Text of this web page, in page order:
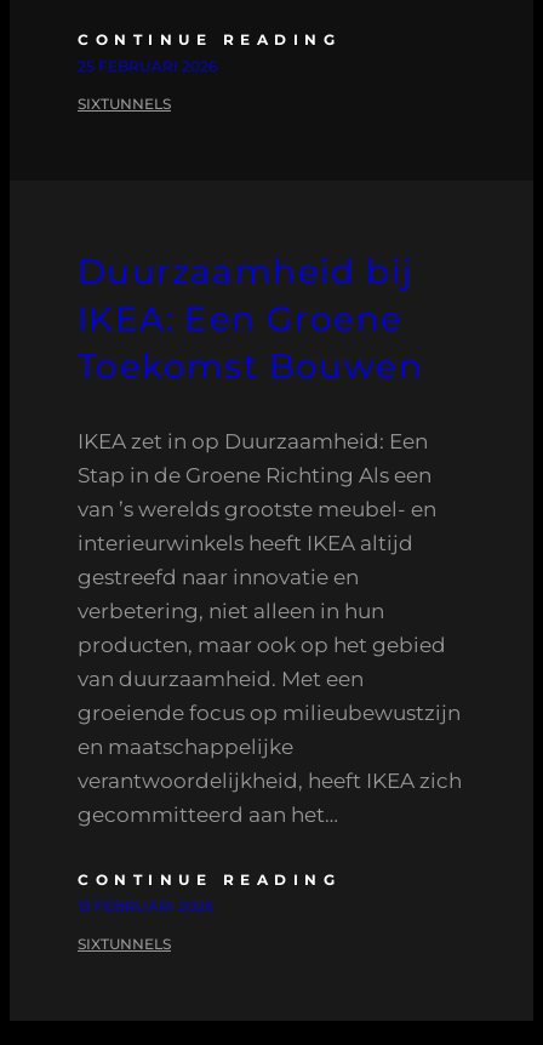
CONTINUE READING
25 FEBRUARI 2026
SIXTUNNELS
Duurzaamheid bij
IKEA: Een Groene
Toekomst Bouwen
IKEA zet in op Duurzaamheid: Een
Stap in de Groene Richting Als een
van ’s werelds grootste meubel- en
interieurwinkels heeft IKEA altijd
gestreefd naar innovatie en
verbetering, niet alleen in hun
producten, maar ook op het gebied
van duurzaamheid. Met een
groeiende focus op milieubewustzijn
en maatschappelijke
verantwoordelijkheid, heeft IKEA zich
gecommitteerd aan het…
CONTINUE READING
13 FEBRUARI 2026
SIXTUNNELS